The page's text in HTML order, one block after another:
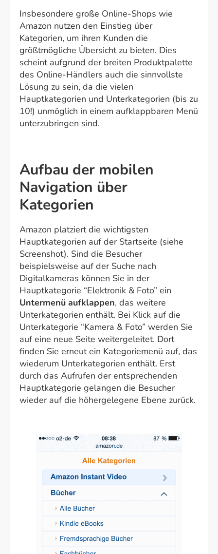
Insbesondere große Online-Shops wie
Amazon nutzen den Einstieg über
Kategorien, um ihren Kunden die
größtmögliche Übersicht zu bieten. Dies
scheint aufgrund der breiten Produktpalette
des Online-Händlers auch die sinnvollste
Lösung zu sein, da die vielen
Hauptkategorien und Unterkategorien (bis zu
10!) unmöglich in einem aufklappbaren Menü
unterzubringen sind.
Aufbau der mobilen
Navigation über
Kategorien
Amazon platziert die wichtigsten
Hauptkategorien auf der Startseite (siehe
Screenshot). Sind die Besucher
beispielsweise auf der Suche nach
Digitalkameras können Sie in der
Hauptkategorie “Elektronik & Foto” ein
Untermenü aufklappen, das weitere
Unterkategorien enthält. Bei Klick auf die
Unterkategorie “Kamera & Foto” werden Sie
auf eine neue Seite weitergeleitet. Dort
finden Sie erneut ein Kategoriemenü auf, das
wiederum Unterkategorien enthält. Erst
durch das Aufrufen der entsprechenden
Hauptkategorie gelangen die Besucher
wieder auf die höhergelegene Ebene zurück.